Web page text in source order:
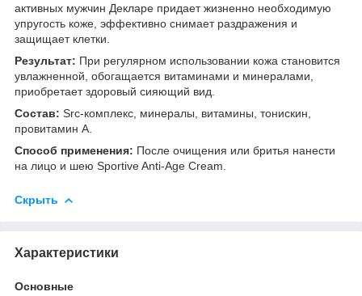
активных мужчин Декларе придает жизненно необходимую
упругость коже, эффективно снимает раздражения и
защищает клетки.
Результат: При регулярном использовании кожа становится
увлажненной, обогащается витаминами и минералами,
приобретает здоровый сияющий вид.
Состав: Src-комплекс, минералы, витамины, тонискин,
провитамин А.
Способ применения: После очищения или бритья нанести
на лицо и шею Sportive Anti-Age Cream.
Скрыть
Характеристики
Основные